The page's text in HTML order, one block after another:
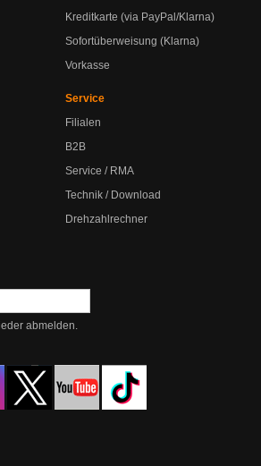
Kreditkarte (via PayPal/Klarna)
Sofortüberweisung (Klarna)
Vorkasse
Service
Filialen
B2B
Service / RMA
Technik / Download
Drehzahlrechner
abmelden.